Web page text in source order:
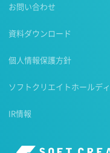
お問い合わせ
資料ダウンロード
個人情報保護方針
ソフトクリエイトホールデ
IR情報